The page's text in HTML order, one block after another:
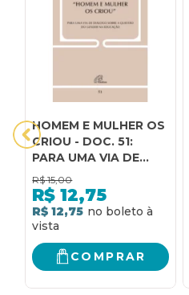
HOMEM E MULHER OS
CRIOU - DOC. 51:
PARA UMA VIA DE
DIÁLOGO SOBRE A
QUESTÃO DO
GENDER NA
EDUCAÇÃO
R$ 15,00
R$ 12,75
R$ 12,75
COMPRAR